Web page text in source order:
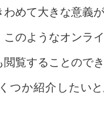
めて大きな意義
のようなオンラ
覧することので
つか紹介したい